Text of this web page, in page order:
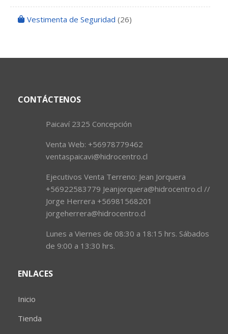
Vestimenta de Seguridad (26)
CONTÁCTENOS
Paicaví 2325 Concepción
Venta Web: +56978779462
ventaspaicavi@hidrocentro.cl
Ejecutivos Venta Terreno: Jean Jorquera
+56922583779 Jeanjorquera@hidrocentro.cl //
Jorge Herrera +56981568201
jorgeherrera@hidrocentro.cl
Lunes a Viernes de 08:30 a 18:15 hrs. Sábados
de 9:00 a 13:30 hrs.
ENLACES
Inicio
Tienda